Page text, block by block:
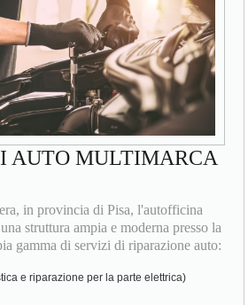
AUTO MULTIMARCA
in provincia di Pisa, l'autofficina
struttura ampia e moderna presso la
gamma di servizi di riparazione auto:
e riparazione per la parte elettrica)